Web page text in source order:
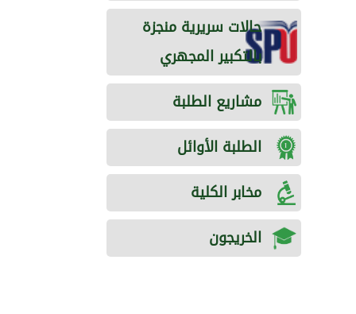
حالات سريرية منجزة
بالتكبير المجهري
مشاريع الطلبة
الطلبة الأوائل
مخابر الكلية
الخريجون